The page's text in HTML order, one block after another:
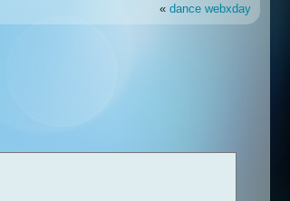
« dance webxday